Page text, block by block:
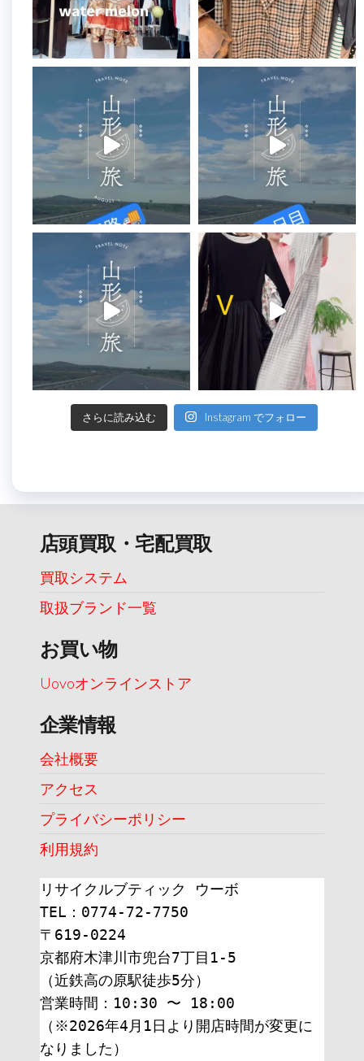
さらに読み込む Instagram でフォロー
店頭買取・宅配買取
買取システム
取扱ブランド一覧
お買い物
Uovoオンラインストア
企業情報
会社概要
アクセス
プライバシーポリシー
利用規約
リサイクルブティック ウーボ
TEL：0774-72-7750
〒619-0224
京都府木津川市兜台7丁目1-5
（近鉄高の原駅徒歩5分）
営業時間：10:30 〜 18:00
（※2026年4月1日より開店時間が変更に
なりました）